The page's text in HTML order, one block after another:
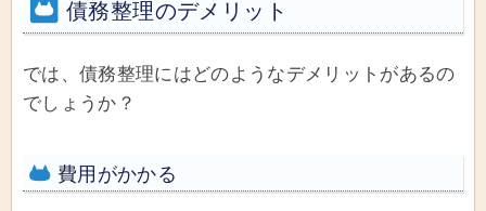
債務整理のデメリット
では、債務整理にはどのようなデメリットがあるの
でしょうか？
費用がかかる